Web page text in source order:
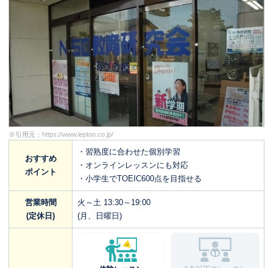
※引用元： https://www.lepton.co.jp/
おすすめ
ポイント
・習熟度に合わせた個別学習
・オンラインレッスンにも対応
・小学生でTOEIC600点を目指せる
営業時間
(定休日)
火～土 13:30～19:00
(月、日曜日)